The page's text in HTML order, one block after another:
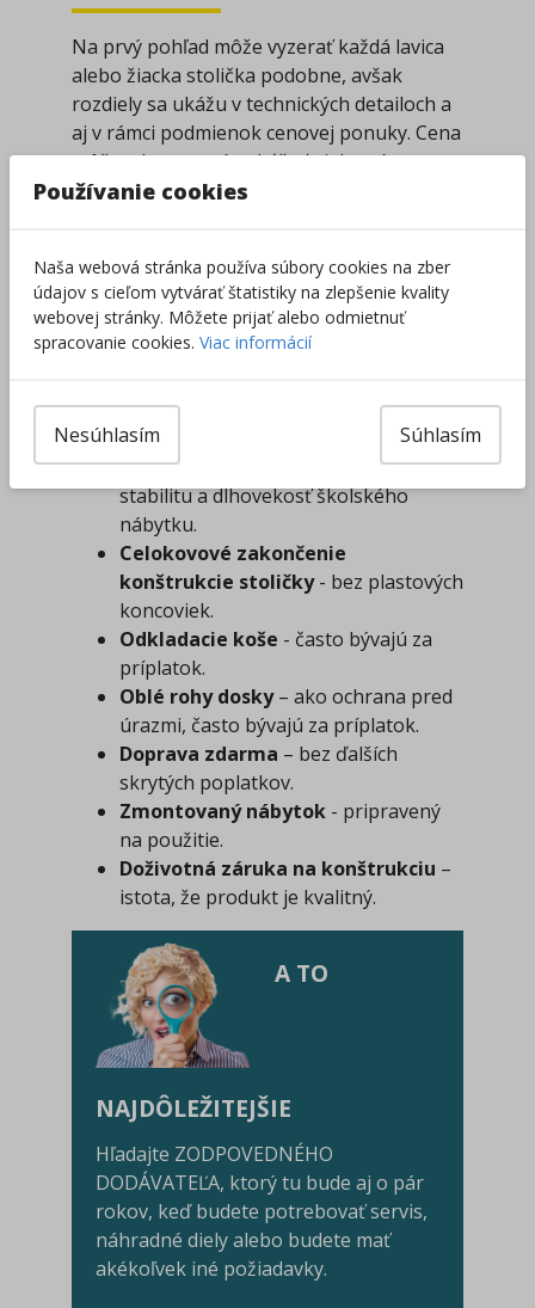
Na prvý pohľad môže vyzerať každá lavica
alebo žiacka stolička podobne, avšak
rozdiely sa ukážu v technických detailoch a
aj v rámci podmienok cenovej ponuky. Cena
môže, ale nemusí, zahŕňať niektoré
benefity, na ktoré je potrebné sa zamerať:
pozor na časté, ale oveľa menej
odolné lakované sedáky.
Hrúbka materiálov- všímajte si
hrúbku použitých materiálov, často sa
materiály na zníženie ceny.
Spevnené konštrukcie
- masívna
konštrukcia a kvalitné zvary zaručujú
stabilitu a dlhovekosť školského
nábytku.
Celokovové zakončenie
konštrukcie stoličky- bez plastových
koncoviek.
Odkladacie koše - často bývajú za
príplatok.
Oblé rohy dosky– ako ochrana pred
úrazmi, často bývajú za príplatok.
Doprava zdarma – bez ďalších
skrytých poplatkov.
Zmontovaný nábytok - pripravený
na použitie.
Doživotná záruka na konštrukciu –
istota, že produkt je kvalitný.
A TO
NAJDÔLEŽITEJŠIE
Hľadajte ZODPOVEDNÉHO
DODÁVATEĽA, ktorý tu bude aj o pár
rokov, keď budete potrebovať servis,
náhradné diely alebo budete mať
akékoľvek iné požiadavky.
Používanie cookies
Naša webová stránka používa súbory cookies na zber
údajov s cieľom vytvárať štatistiky na zlepšenie kvality
webovej stránky. Môžete prijať alebo odmietnuť
spracovanie cookies. Viac informácií
Súhlasím
Nesúhlasím